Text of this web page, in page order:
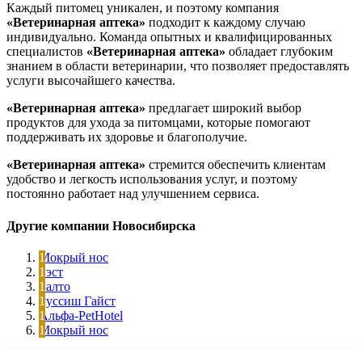
Каждый питомец уникален, и поэтому компания
«Ветеринарная аптека» подходит к каждому случаю
индивидуально. Команда опытных и квалифицированных
специалистов «Ветеринарная аптека» обладает глубоким
знанием в области ветеринарии, что позволяет предоставлять
услуги высочайшего качества.
«Ветеринарная аптека» предлагает широкий выбор
продуктов для ухода за питомцами, которые помогают
поддерживать их здоровье и благополучие.
«Ветеринарная аптека» стремится обеспечить клиентам
удобство и легкость использования услуг, и поэтому
постоянно работает над улучшением сервиса.
Другие компании Новосибирска
Мокрый нос
Бэст
Балто
Руссиш Гайст
Альфа-PetHotel
Мокрый нос